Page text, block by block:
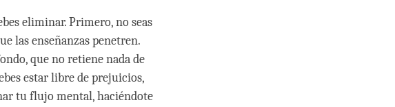
eliminar. Primero, no seas
las enseñanzas penetren.
que no retiene nada de
estar libre de prejuicios,
tu flujo mental, haciéndote